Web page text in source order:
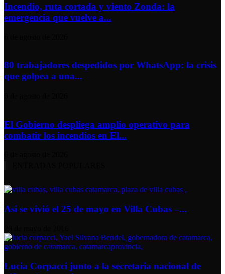
Incendio, ruta cortada y viento Zonda: la
emergencia que vuelve a...
80 trabajadores despedidos por WhatsApp: la crisis
que golpea a una...
El Gobierno despliega amplio operativo para
combatir los incendios en El...
Asi se vivió el 25 de mayo en Villa Cubas –...
Lucia Corpacci junto a la secretaria nacional de